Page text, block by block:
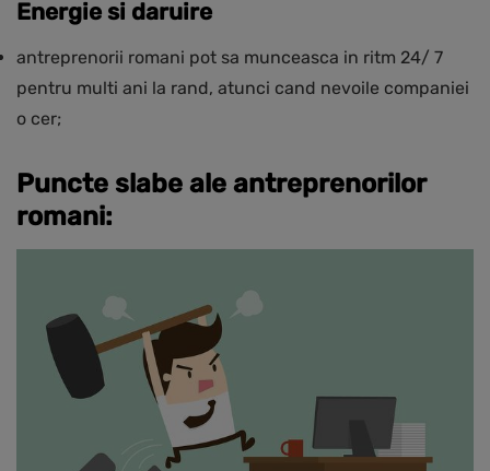
Energie si daruire
antreprenorii romani pot sa munceasca in ritm 24/ 7
pentru multi ani la rand, atunci cand nevoile companiei
o cer;
Puncte slabe ale antreprenorilor
romani: